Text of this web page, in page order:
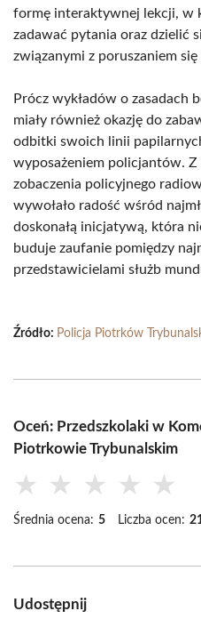
formę interaktywnej lekcji, w
zadawać pytania oraz dzielić
związanymi z poruszaniem
Prócz wykładów o zasadach
miały również okazję do
odbitki swoich linii
wyposażeniem policjantów. Z
zobaczenia policyjnego
wywołało radość wśród
doskonałą inicjatywą, która
buduje zaufanie pomiędzy
przedstawicielami służb
Źródło: Policja Piotrków
Oceń: Przedszkolaki w
Piotrkowie Trybunalskim
★ ★ ★ ★ ★
Średnia ocena: 5 Liczba ocen:
Udostępnij